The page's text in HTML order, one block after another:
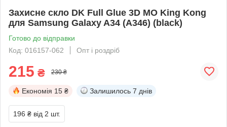
Захисне скло DK Full Glue 3D MO King Kong
для Samsung Galaxy A34 (A346) (black)
Готово до відправки
Код: 016157-062
Опт і роздріб
215 ₴ 230 ₴
Економія 15 ₴ Залишилось 7 днів
196 ₴ від 2 шт.